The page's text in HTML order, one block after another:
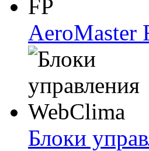
AeroMaster
Блоки